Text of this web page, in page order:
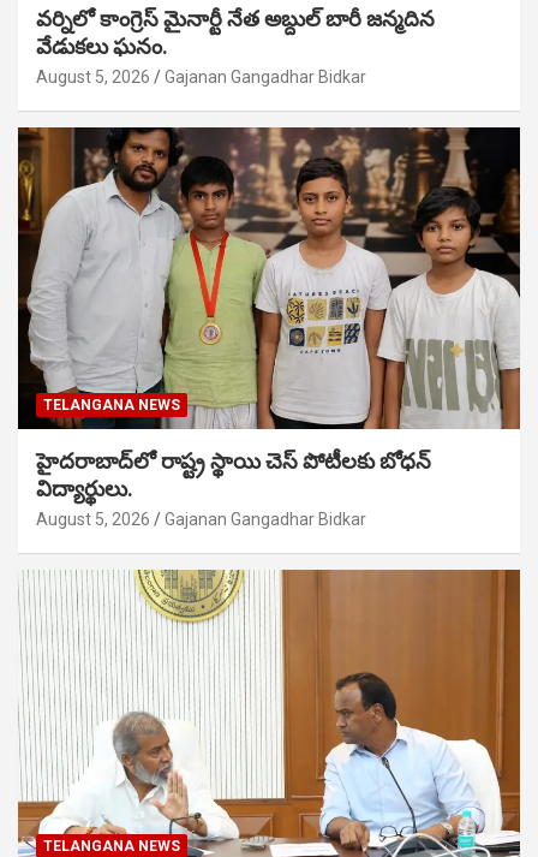
వర్నిలో కాంగ్రెస్ మైనార్టీ నేత అబ్దుల్ బారీ జన్మదిన
వేడుకలు ఘనం.
August 5, 2026 Gajanan Gangadhar Bidkar
TELANGANA NEWS
హైదరాబాద్‌లో రాష్ట్ర స్థాయి చెస్ పోటీలకు బోధన్
విద్యార్థులు.
August 5, 2026 Gajanan Gangadhar Bidkar
TELANGANA NEWS